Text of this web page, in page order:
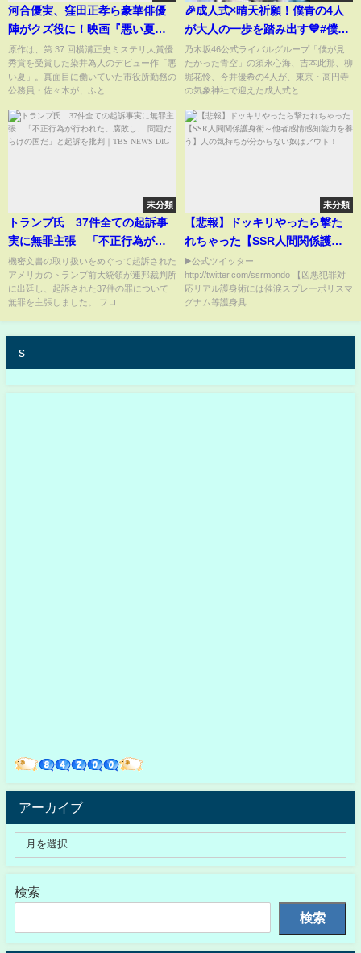
河合優実、窪田正孝ら豪華俳優
陣がクズ役に！映画『悪い夏』
特報
原作は、第 37 回横溝正史ミステリ大賞優
秀賞を受賞した染井為人のデビュー作「悪
い夏」。真面目に働いていた市役所勤務の
公務員・佐々木が、ふと...
🎉成人式×晴天祈願！僕青の4人
が大人の一歩を踏み出す💙#僕が
見たかった青空 #僕青 #成人式 #
晴天祈願 #振り袖 #アイドル #3
周年ライブ #青空 #成長ストーリ
乃木坂46公式ライバルグループ「僕が見
たかった青空」の須永心海、吉本此那、柳
堀花怜、今井優希の4人が、東京・高円寺
の気象神社で迎えた成人式と...
未分類
トランプ氏 37件全ての起訴事
実に無罪主張 「不正行為が行
われた。腐敗し、 問題だらけの
国だ」と起訴を批判｜
TBS NEWS DIG
機密文書の取り扱いをめぐって起訴された
アメリカのトランプ前大統領が連邦裁判所
に出廷し、起訴された37件の罪について
無罪を主張しました。 フロ...
未分類
【悲報】ドッキリやったら撃た
れちゃった【SSR人間関係護身
術～他者感情感知能力を養う】
人の気持ちが分からない奴はア
ウト！
▶️公式ツイッター
http://twitter.com/ssrmondo 【凶悪犯罪対
応リアル護身術には催涙スプレーポリスマ
グナム等護身具...
s
アーカイブ
検索
検索